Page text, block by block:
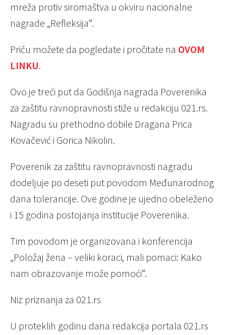
mreža protiv siromaštva u okviru nacionalne
nagrade „Refleksija“.
Priču možete da pogledate i pročitate na OVOM
LINKU.
Ovo je treći put da Godišnja nagrada Poverenika
za zaštitu ravnopravnosti stiže u redakciju 021.rs.
Nagradu su prethodno dobile Dragana Prica
Kovačević i Gorica Nikolin.
Poverenik za zaštitu ravnopravnosti nagradu
dodeljuje po deseti put povodom Međunarodnog
dana tolerancije. Ove godine je ujedno obeleženo
i 15 godina postojanja institucije Poverenika.
Tim povodom je organizovana i konferencija
„Položaj žena – veliki koraci, mali pomaci: Kako
nam obrazovanje može pomoći“.
Niz priznanja za 021.rs
U proteklih godinu dana redakcija portala 021.rs